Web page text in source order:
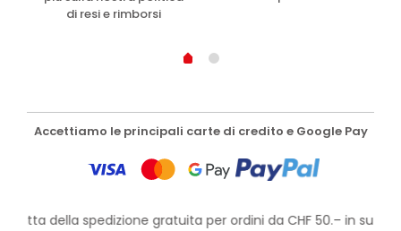
di resi e rimborsi
Accettiamo le principali carte di credito e Google Pay
della spedizione gratuita per ordini da CHF 50.– in su!